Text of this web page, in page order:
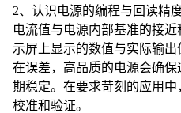
2、认识电源的编程与回读精
电流值与电源内部基准的接
示屏上显示的数值与实际输
在误差，高品质的电源会确
期稳定。在要求苛刻的应用
校准和验证。